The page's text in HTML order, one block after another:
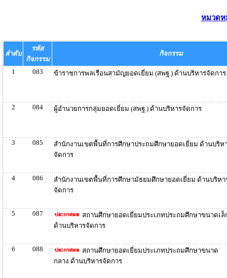
หมวดห
ลำดับ
รหัส
กิจกรรม
กิจกรรม
1 083 ข้าราชการพลเรือนสามัญยอดเยี่ยม (สพฐ.) ด้านบริหารจัดการ
2 084 ผู้อำนวยการกลุ่มยอดเยี่ยม (สพฐ.) ด้านบริหารจัดการ
3 085
สำนักงานเขตพื้นที่การศึกษาประถมศึกษายอดเยี่ยม ด้านบริห
จัดการ
4 086
สำนักงานเขตพื้นที่การศึกษามัธยมศึกษายอดเยี่ยม ด้านบริหา
จัดการ
5 087
สถานศึกษายอดเยี่ยมประเภทประถมศึกษาขนาดเล็
ด้านบริหารจัดการ
6 088
สถานศึกษายอดเยี่ยมประเภทประถมศึกษาขนาด
กลาง ด้านบริหารจัดการ